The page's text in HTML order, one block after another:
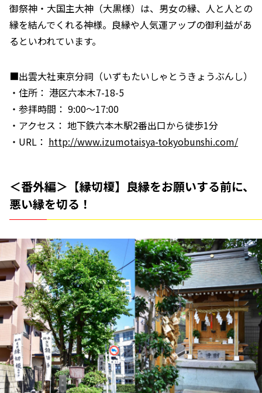
御祭神・大国主大神（大黒様）は、男女の縁、人と人との
縁を結んでくれる神様。良縁や人気運アップの御利益があ
るといわれています。
■出雲大社東京分祠（いずもたいしゃとうきょうぶんし）
・住所： 港区六本木7-18-5
・参拝時間： 9:00～17:00
・アクセス： 地下鉄六本木駅2番出口から徒歩1分
・URL： http://www.izumotaisya-tokyobunshi.com/
＜番外編＞【縁切榎】良縁をお願いする前に、
悪い縁を切る！